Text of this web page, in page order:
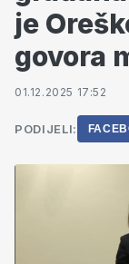
je
govora
01.12.2025 17:52
PODIJELI: